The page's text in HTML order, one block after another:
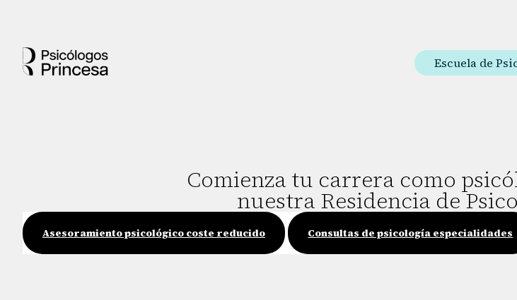
Escuela de
Comienza tu carrera como
nuestra Residencia de
Asesoramiento psicológico coste reducido Consultas de psicología especialidades